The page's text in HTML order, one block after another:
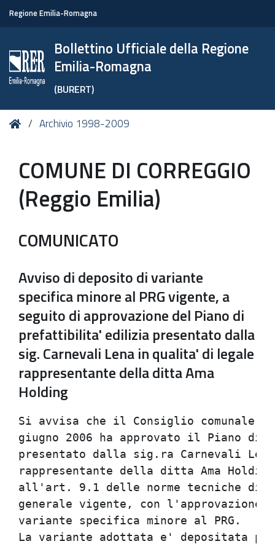
Regione Emilia-Romagna
Bollettino Ufficiale della Regione
Emilia-Romagna
(BURERT)
Tu HomeArchivio 1998-2009
COMUNE DI CORREGGIO
(Reggio Emilia)
COMUNICATO
Avviso di deposito di variante
specifica minore al PRG vigente, a
seguito di approvazione del Piano di
prefattibilita' edilizia presentato dalla
sig. Carnevali Lena in qualita' di legale
rappresentante della ditta Ama
Holding
Si avvisa che il Consiglio comunale
giugno 2006 ha approvato il Piano
presentato dalla sig.ra Carnevali
rappresentante della ditta Ama
all'art. 9.1 delle norme tecniche di
generale vigente, con
variante specifica minore al PRG.
La variante adottata e' depositata